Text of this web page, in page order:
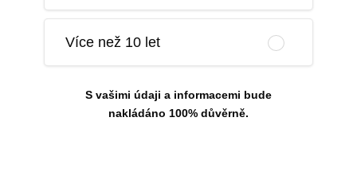
Více než 10 let
S vašimi údaji a informacemi bude
nakládáno 100% důvěrně.